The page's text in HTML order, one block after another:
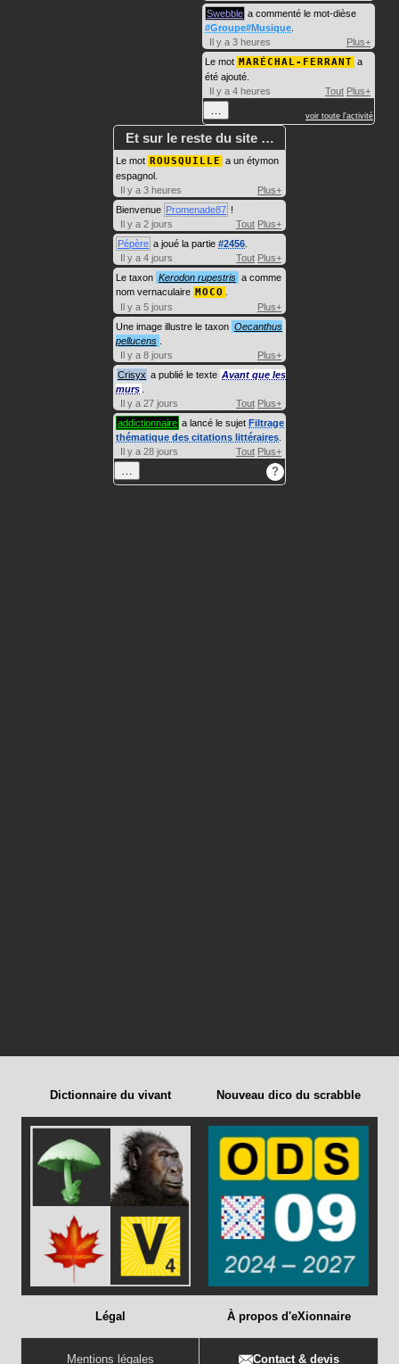
Swebble a commenté le mot-dièse
#Groupe#Musique
Il y a 3 heures
Plus+
Le mot MARÉCHAL-FERRANT a
été ajouté.
Il y a 4 heures
Tout Plus+
voir toute l'activité
Et sur le reste du site …
Le mot ROUSQUILLE a un étymon
espagnol.
Il y a 3 heures
Plus+
Bienvenue Promenade87 !
Il y a 2 jours
Tout Plus+
Pépère a joué la partie #2456
Il y a 4 jours
Tout Plus+
Le taxon Kerodon rupestris a comme
nom vernaculaire MOCO
Il y a 5 jours
Plus+
Une image illustre le taxon Oecanthus
pellucens
Il y a 8 jours
Plus+
Crisyx a publié le texte Avant que les
murs
Il y a 27 jours
Tout Plus+
addictionnaire a lancé le sujet Filtrage
thématique des citations littéraires
Il y a 28 jours
Tout Plus+
?
Dictionnaire du vivant Nouveau dico du scrabble
Légal
Mentions légales
À propos d'eXionnaire
Contact & devis